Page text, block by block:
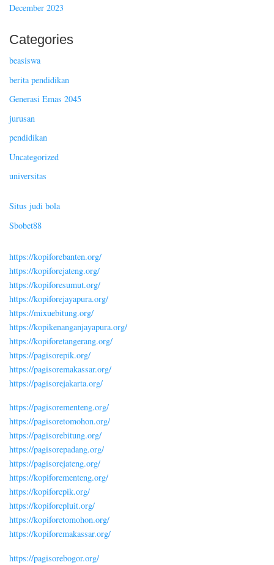
December 2023
Categories
beasiswa
berita pendidikan
Generasi Emas 2045
jurusan
pendidikan
Uncategorized
universitas
Situs judi bola
Sbobet88
https://kopiforebanten.org/
https://kopiforejateng.org/
https://kopiforesumut.org/
https://kopiforejayapura.org/
https://mixuebitung.org/
https://kopikenanganjayapura.org/
https://kopiforetangerang.org/
https://pagisorepik.org/
https://pagisoremakassar.org/
https://pagisorejakarta.org/
https://pagisorementeng.org/
https://pagisoretomohon.org/
https://pagisorebitung.org/
https://pagisorepadang.org/
https://pagisorejateng.org/
https://kopiforementeng.org/
https://kopiforepik.org/
https://kopiforepluit.org/
https://kopiforetomohon.org/
https://kopiforemakassar.org/
https://pagisorebogor.org/